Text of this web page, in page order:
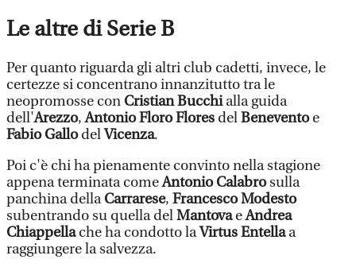
Le altre di Serie B
Per quanto riguarda gli altri club cadetti, invece, le
certezze si concentrano innanzitutto tra le
neopromosse con Cristian Bucchialla guida
dell'Arezzo,Antonio Floro Flores delBeneventoe
Fabio GallodelVicenza.
Poi c'è chi ha pienamente convinto nella stagione
appena terminata comeAntonio Calabrosulla
panchina dellaCarrarese, Francesco Modesto
subentrando su quella delMantovaeAndrea
Chiappellache ha condotto laVirtus Entellaa
raggiungere la salvezza.